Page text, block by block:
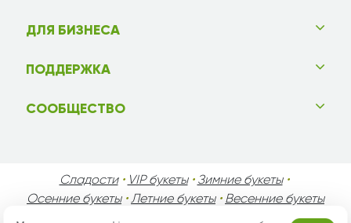
ДЛЯ БИЗНЕСА
ПОДДЕРЖКА
СООБЩЕСТВО
Сладости• VIP букеты• Зимние букеты•
Осенние букеты•Летние букеты• Весенние букеты
День Святого Валентина День Матери•